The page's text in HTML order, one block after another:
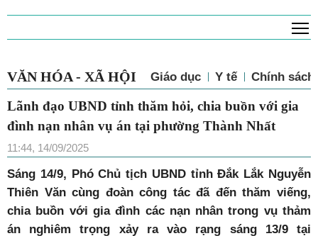
VĂN HÓA - XÃ HỘI Giáo dục Y tế Chính sách
Lãnh đạo UBND tỉnh thăm hỏi, chia buồn với gia
đình nạn nhân vụ án tại phường Thành Nhất
11:44, 14/09/2025
Sáng 14/9, Phó Chủ tịch UBND tỉnh Đắk Lắk Nguyễn
Thiên Văn cùng đoàn công tác đã đến thăm viếng,
chia buồn với gia đình các nạn nhân trong vụ thảm
án nghiêm trọng xảy ra vào rạng sáng 13/9 tại